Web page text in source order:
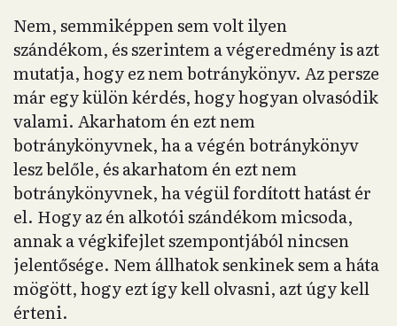
Nem, semmiképpen sem volt ilyen
szándékom, és szerintem a végeredmény is azt
mutatja, hogy ez nem botránykönyv. Az persze
már egy külön kérdés, hogy hogyan olvasódik
valami. Akarhatom én ezt nem
botránykönyvnek, ha a végén botránykönyv
lesz belőle, és akarhatom én ezt nem
botránykönyvnek, ha végül fordított hatást ér
el. Hogy az én alkotói szándékom micsoda,
annak a végkifejlet szempontjából nincsen
jelentősége. Nem állhatok senkinek sem a háta
mögött, hogy ezt így kell olvasni, azt úgy kell
érteni.